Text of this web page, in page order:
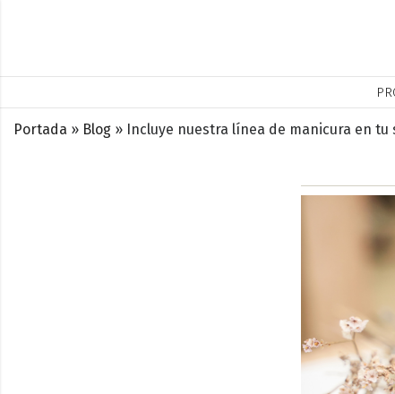
Portada » Blog » Incluye nuestra línea de manicura en tu